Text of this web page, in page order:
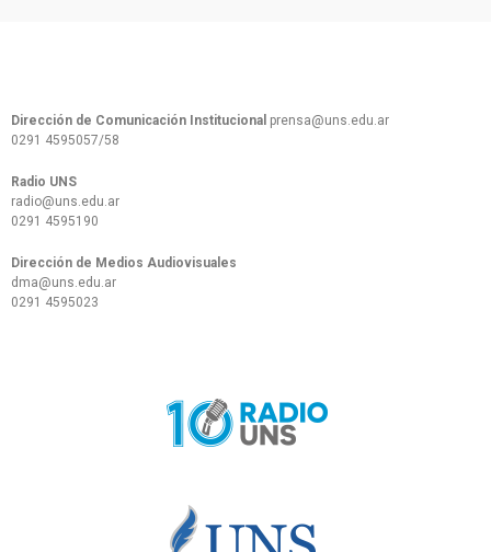
Dirección de Comunicación Institucional prensa@uns.edu.ar
0291 4595057/58
Radio UNS
radio@uns.edu.ar
0291 4595190
Dirección de Medios Audiovisuales
dma@uns.edu.ar
0291 4595023